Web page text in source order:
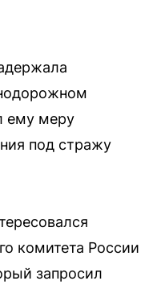
ему меру
под стражу
комитета России
запросил